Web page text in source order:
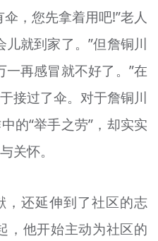
，您先拿着用吧!”老人
就到家了。”但詹铜川
一再感冒就不好了。”在
接过了伞。对于詹铜川
的“举手之劳”，却实实
关怀。
，还延伸到了社区的志
，他开始主动为社区的